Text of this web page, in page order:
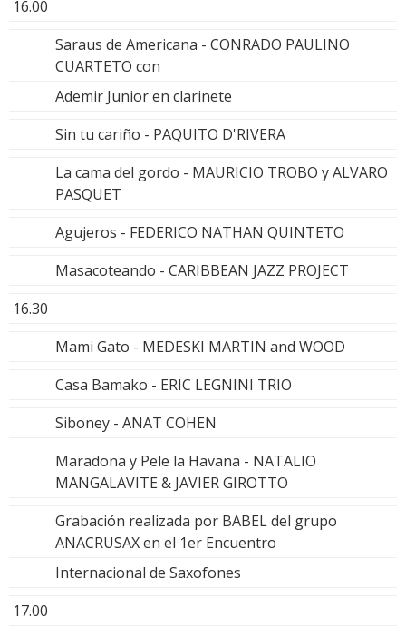
16.00
Saraus de Americana - CONRADO PAULINO
CUARTETO con
Ademir Junior en clarinete
Sin tu cariño - PAQUITO D'RIVERA
La cama del gordo - MAURICIO TROBO y ALVARO
PASQUET
Agujeros - FEDERICO NATHAN QUINTETO
Masacoteando - CARIBBEAN JAZZ PROJECT
16.30
Mami Gato - MEDESKI MARTIN and WOOD
Casa Bamako - ERIC LEGNINI TRIO
Siboney - ANAT COHEN
Maradona y Pele la Havana - NATALIO
MANGALAVITE & JAVIER GIROTTO
Grabación realizada por BABEL del grupo
ANACRUSAX en el 1er Encuentro
Internacional de Saxofones
17.00